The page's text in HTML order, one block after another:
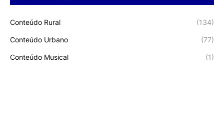
Conteúdo Rural (134)
Conteúdo Urbano (77)
Conteúdo Musical (1)